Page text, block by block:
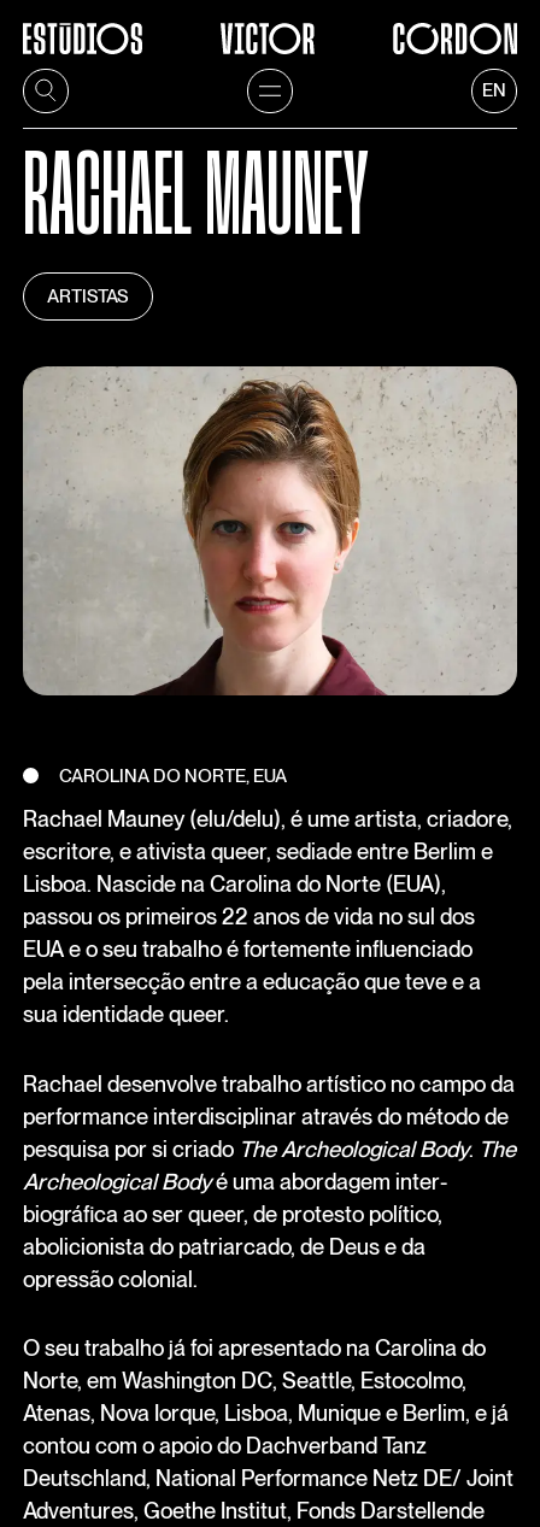
EN
RACHAEL MAUNEY
ARTISTAS
CAROLINA DO NORTE, EUA
Rachael Mauney (elu/delu), é ume artista, criadore,
escritore, e ativista queer, sediade entre Berlim e
Lisboa. Nascide na Carolina do Norte (EUA),
passou os primeiros 22 anos de vida no sul dos
EUA e o seu trabalho é fortemente influenciado
pela intersecção entre a educação que teve e a
sua identidade queer.
Rachael desenvolve trabalho artístico no campo da
performance interdisciplinar através do método de
pesquisa por si criado The Archeological Body. The
Archeological Bodyé uma abordagem inter-
biográfica ao ser queer, de protesto político,
abolicionista do patriarcado, de Deus e da
opressão colonial.
O seu trabalho já foi apresentado na Carolina do
Norte, em Washington DC, Seattle, Estocolmo,
Atenas, Nova Iorque, Lisboa, Munique e Berlim, e já
contou com o apoio do Dachverband Tanz
Deutschland, National Performance Netz DE/ Joint
Adventures, Goethe Institut, Fonds Darstellende